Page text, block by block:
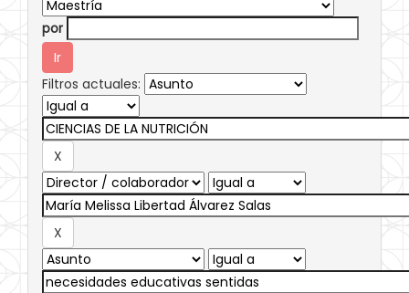
por
Filtros actuales: